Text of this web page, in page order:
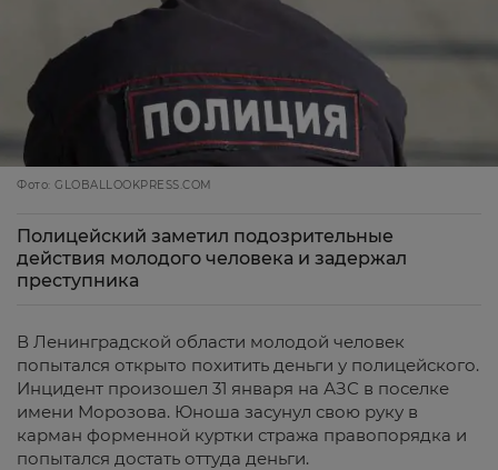
Фото: GLOBALLOOKPRESS.COM
Полицейский заметил подозрительные
действия молодого человека и задержал
преступника
В Ленинградской области молодой человек
попытался открыто похитить деньги у полицейского.
Инцидент произошел 31 января на АЗС в поселке
имени Морозова. Юноша засунул свою руку в
карман форменной куртки стража правопорядка и
попытался достать оттуда деньги.